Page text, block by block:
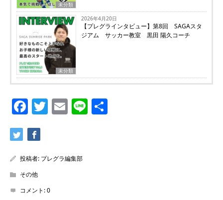
未分類
未分類
2026年4月20日
【プレグラインタビュー】第8回 SAGAスタ
ジアム サッカー教室 黒田 陽久コーチ
Facebook
Twitter
Email
Line
投稿者: プレグラ編集部
その他
コメント:0